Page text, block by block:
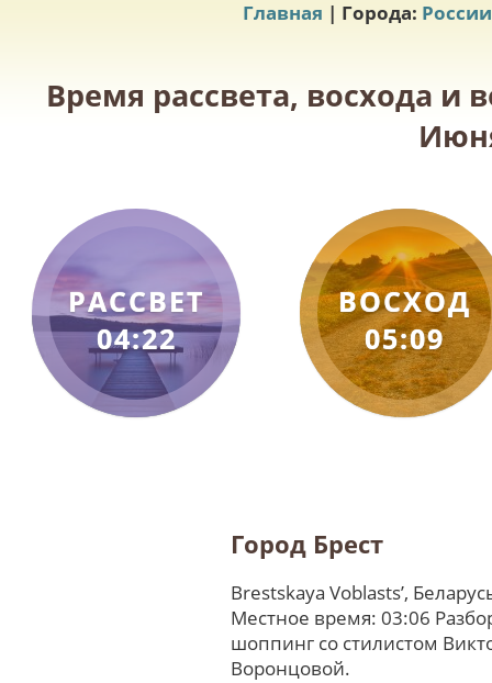
Главная | Города: России
Время рассвета, восхода и
РАССВЕТ
04:22
ВОСХОД
05:09
Город Брест
Brestskaya Voblastsʼ,
Местное время: 03:06
шоппинг со стилистом
Воронцовой.